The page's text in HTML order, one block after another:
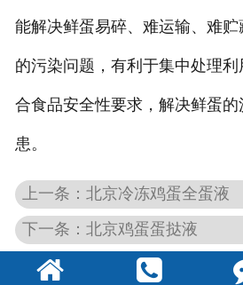
能解决鲜蛋易碎、难运输、难
的污染问题，有利于集中处理
合食品安全性要求，解决鲜蛋
患。
上一条：北京冷冻鸡蛋全蛋液
下一条：北京鸡蛋蛋挞液